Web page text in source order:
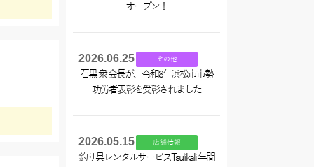
オープン！
2026.06.25 その他
石黒 衆 会長が、令和8年浜松市市勢
功労者表彰を受彰されました
2026.05.15 店舗情報
釣り具レンタルサービスTsulikali 年間